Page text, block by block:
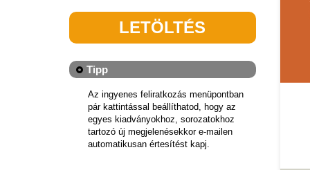
LETÖLTÉS
Tipp
Az ingyenes feliratkozás menüpontban
pár kattintással beállíthatod, hogy az
egyes kiadványokhoz, sorozatokhoz
tartozó új megjelenésekkor e-mailen
automatikusan értesítést kapj.